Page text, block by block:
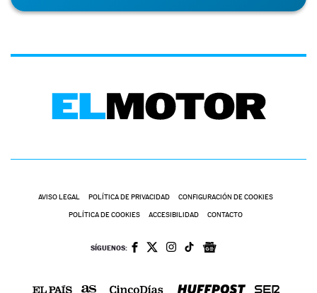
AVISO LEGAL POLÍTICA DE PRIVACIDAD CONFIGURACIÓN DE COOKIES
POLÍTICA DE COOKIES ACCESIBILIDAD CONTACTO
SÍGUENOS: